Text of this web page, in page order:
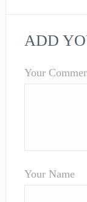
ADD
Your
Your Name